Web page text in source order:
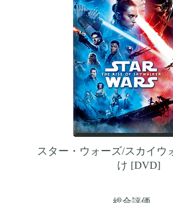
スター・ウォーズ/スカイウ
け [DVD]